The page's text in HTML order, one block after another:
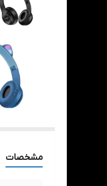
مشخصات